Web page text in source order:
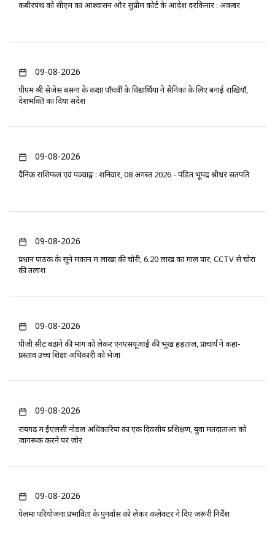
कबीरपंथ को सीएम का आश्वासन और सुप्रीम कोर्ट के आदेश दरकिनार : अकबर
09-08-2026
पीएम श्री सेजेस बसना के कक्षा पाँचवीं के विद्यार्थियों ने सैनिकों के लिए बनाई राखियाँ,
देशभक्ति का दिया संदेश
09-08-2026
दैनिक राशिफल एवं पञ्चाङ्ग : शनिवार, 08 अगस्त 2026 - पंडित भूपेंद्र श्रीधर सतपति
09-08-2026
प्रधान पाठक के सूने मकान में लाखों की चोरी, 6.20 लाख का माल पार; CCTV से चोरों
की तलाश
09-08-2026
पीजी सीट बढ़ाने की मांग को लेकर एनएसयूआई की भूख हड़ताल, प्राचार्य ने कहा-
प्रस्ताव उच्च शिक्षा अधिकारी को भेजा
09-08-2026
रायगढ़ में ईएलसी नोडल अधिकारियों का एक दिवसीय प्रशिक्षण, युवा मतदाताओं को
जागरूक करने पर जोर
09-08-2026
पेलमा परियोजना प्रभावितों के पुनर्वास को लेकर कलेक्टर ने दिए जरूरी निर्देश